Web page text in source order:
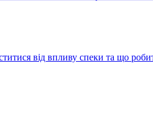
від впливу спеки та що